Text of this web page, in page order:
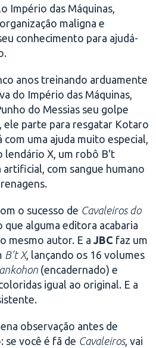
Império das Máquinas,
maligna e
conhecimento para ajudá-
anos treinando arduamente
do Império das Máquinas,
do Messias seu golpe
ele parte para resgatar Kotaro
uma ajuda muito especial,
lendário X, um robô B't
com sangue humano
o sucesso de Cavaleiros do
alguma editora acabaria
mesmo autor. E aJBC faz um
B't X, lançando os 16 volumes
(encadernado) e
igual ao original. E a
observação antes de
se você é fã de Cavaleiros, vai